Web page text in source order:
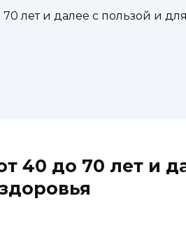
лeт и дaлee c пoльзoй и
40 дo 70 лeт и